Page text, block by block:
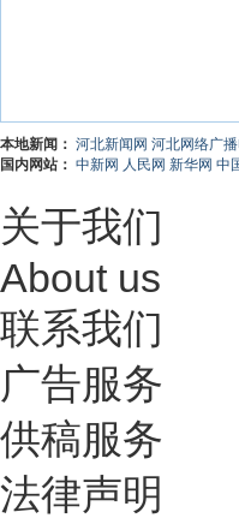
本地新闻： 河北新闻网 河北网络广
国内网站： 中新网 人民网 新华网 中
关于我们
About us
联系我们
广告服务
供稿服务
法律声明